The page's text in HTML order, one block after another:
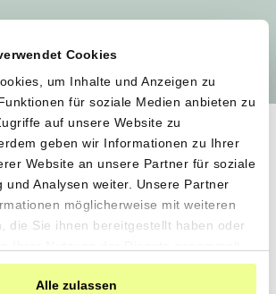
Cookies
um Inhalte und Anzeigen zu
für soziale Medien anbieten zu
auf unsere Website zu
geben wir Informationen zu Ihrer
Website an unsere Partner für soziale
und Analysen weiter. Unsere Partner
möglicherweise mit weiteren
die Sie ihnen bereitgestellt haben oder
Alle zulassen
wir
schonend verarbeitet.
echter Geschmack.
direkt zu dir.
0% Zusatzstoffe.